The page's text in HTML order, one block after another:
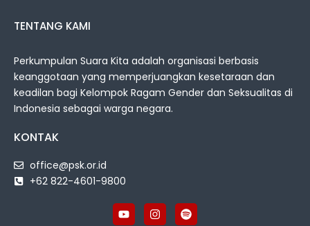
TENTANG KAMI
Perkumpulan Suara Kita adalah organisasi berbasis
keanggotaan yang memperjuangkan kesetaraan dan
keadilan bagi Kelompok Ragam Gender dan Seksualitas di
Indonesia sebagai warga negara.
KONTAK
office@psk.or.id
+62 822-4601-9800